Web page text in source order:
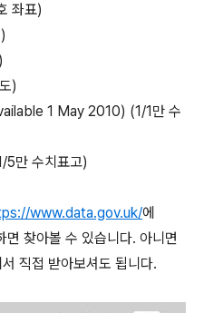
좌표)
)
1 May 2010) (1/1만 수
만 수치표고)
www.data.gov.uk/에
면 찾아볼 수 있습니다. 아니면
직접 받아보셔도 됩니다.